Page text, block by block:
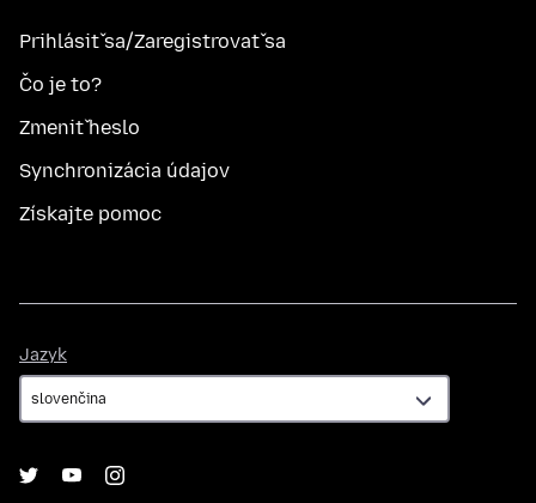
Prihlásiť sa/Zaregistrovať sa
Čo je to?
Zmeniť heslo
Synchronizácia údajov
Získajte pomoc
Jazyk